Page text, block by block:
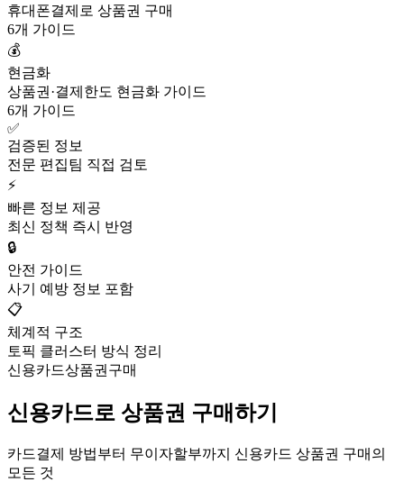
휴대폰결제로 상품권 구매
6개 가이드
💰
현금화
상품권·결제한도 현금화 가이드
6개 가이드
✅
검증된 정보
전문 편집팀 직접 검토
⚡
빠른 정보 제공
최신 정책 즉시 반영
🔒
안전 가이드
사기 예방 정보 포함
📋
체계적 구조
토픽 클러스터 방식 정리
신용카드상품권구매
신용카드로 상품권 구매하기
카드결제 방법부터 무이자할부까지 신용카드 상품권 구매의
모든 것